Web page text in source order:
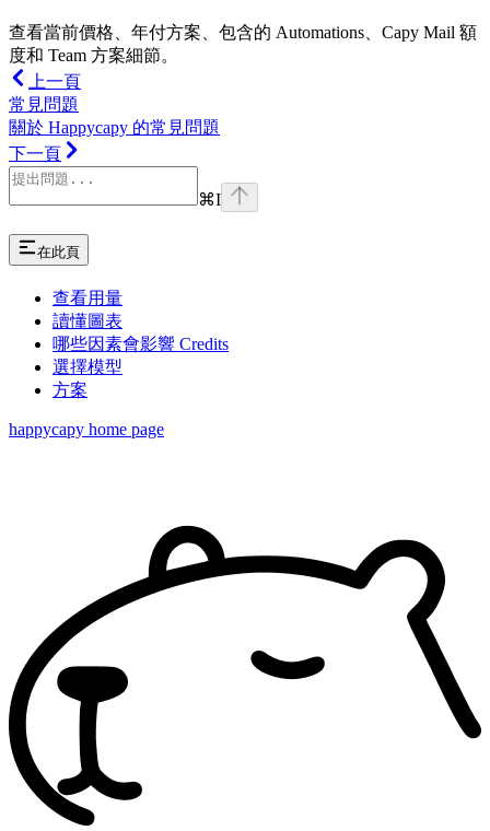
查看當前價格、年付方案、包含的 Automations、Capy Mail 額
度和 Team 方案細節。
上一頁
常見問題
關於 Happycapy 的常見問題
下一頁
⌘I
在此頁
查看用量
讀懂圖表
哪些因素會影響 Credits
選擇模型
方案
happycapy home page